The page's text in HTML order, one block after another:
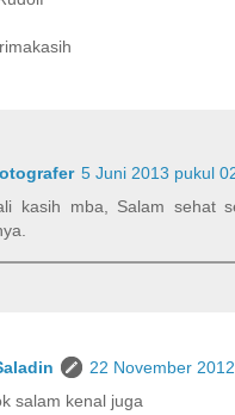
5 Juni 2013 pukul
kasih mba, Salam sehat
22 November
salam kenal juga